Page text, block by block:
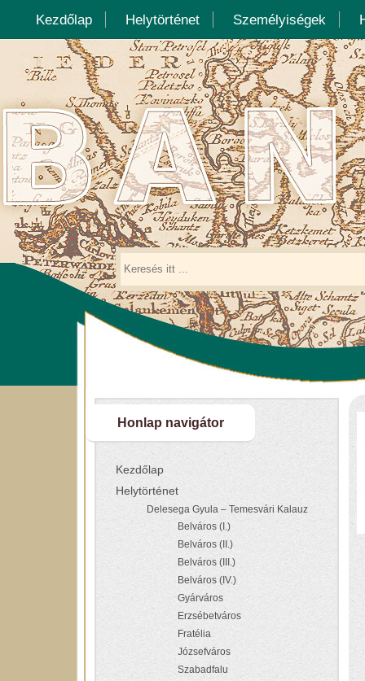
Kezdőlap Helytörténet Személyiségek
Honlap navigátor
Kezdőlap
Helytörténet
Delesega Gyula – Temesvári Kalauz
Belváros (I.)
Belváros (II.)
Belváros (III.)
Belváros (IV.)
Gyárváros
Erzsébetváros
Fratélia
Józsefváros
Szabadfalu